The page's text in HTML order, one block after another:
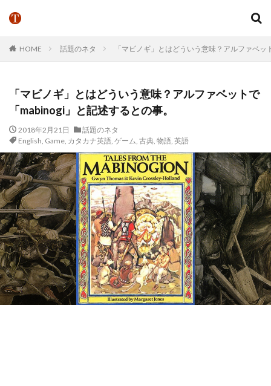
HOME 話題のネタ 「マビノギ」とはどういう意味？アルファベ
「マビノギ」とはどういう意味？アルファベットで
「mabinogi」と記述するとの事。
2018年2月21日
話題のネタ
English, Game, カタカナ英語, ゲーム, 古典, 物語, 英語